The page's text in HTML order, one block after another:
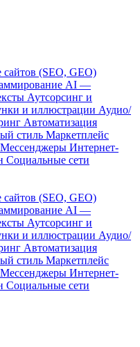
(SEO, GEO)
AI —
Аутсорсинг и
и иллюстрации Аудио/
Автоматизация
стиль Маркетплейс
Мессенджеры Интернет-
Социальные сети
(SEO, GEO)
AI —
Аутсорсинг и
и иллюстрации Аудио/
Автоматизация
стиль Маркетплейс
Мессенджеры Интернет-
Социальные сети